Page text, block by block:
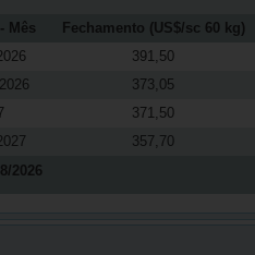
Mês Fechamento (US$/sc 60 kg)
391,50
373,05
371,50
357,70
2026